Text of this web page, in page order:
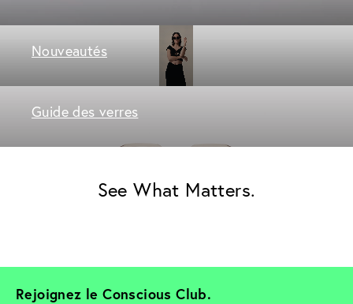
Nouveautés
Guide des verres
See What Matters.
Rejoignez le Conscious Club.